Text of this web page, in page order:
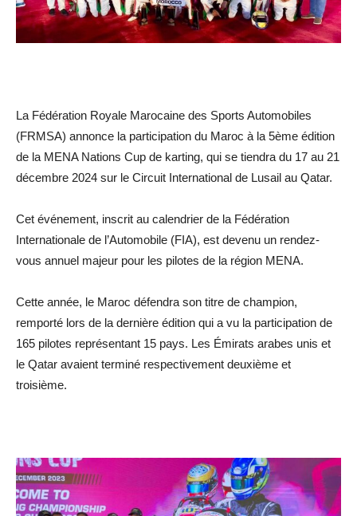
La Fédération Royale Marocaine des Sports Automobiles
(FRMSA) annonce la participation du Maroc à la 5ème édition
de la MENA Nations Cup de karting, qui se tiendra du 17 au 21
décembre 2024 sur le Circuit International de Lusail au Qatar.
Cet événement, inscrit au calendrier de la Fédération
Internationale de l’Automobile (FIA), est devenu un rendez-
vous annuel majeur pour les pilotes de la région MENA.
Cette année, le Maroc défendra son titre de champion,
remporté lors de la dernière édition qui a vu la participation de
165 pilotes représentant 15 pays. Les Émirats arabes unis et
le Qatar avaient terminé respectivement deuxième et
troisième.